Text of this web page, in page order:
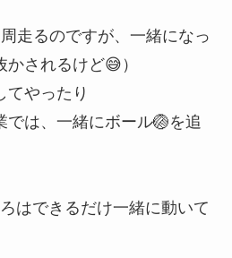
走るのですが、一緒になっ
されるけど😅）
てやったり
では、一緒にボール🏐を追
はできるだけ一緒に動いて